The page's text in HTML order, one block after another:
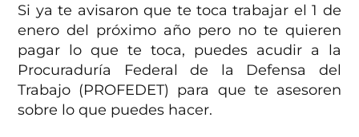
Si ya te avisaron que te toca trabajar el 1 de
enero del próximo año pero no te quieren
pagar lo que te toca, puedes acudir a la
Procuraduría Federal de la Defensa del
Trabajo (PROFEDET) para que te asesoren
sobre lo que puedes hacer.